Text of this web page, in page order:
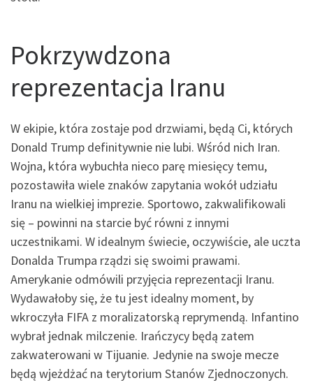
Pokrzywdzona
reprezentacja Iranu
W ekipie, która zostaje pod drzwiami, będą Ci, których
Donald Trump definitywnie nie lubi. Wśród nich Iran.
Wojna, która wybuchła nieco parę miesięcy temu,
pozostawiła wiele znaków zapytania wokół udziału
Iranu na wielkiej imprezie. Sportowo, zakwalifikowali
się – powinni na starcie być równi z innymi
uczestnikami. W idealnym świecie, oczywiście, ale uczta
Donalda Trumpa rządzi się swoimi prawami.
Amerykanie odmówili przyjęcia reprezentacji Iranu.
Wydawałoby się, że tu jest idealny moment, by
wkroczyła FIFA z moralizatorską reprymendą. Infantino
wybrał jednak milczenie. Irańczycy będą zatem
zakwaterowani w Tijuanie. Jedynie na swoje mecze
będą wjeżdżać na terytorium Stanów Zjednoczonych.